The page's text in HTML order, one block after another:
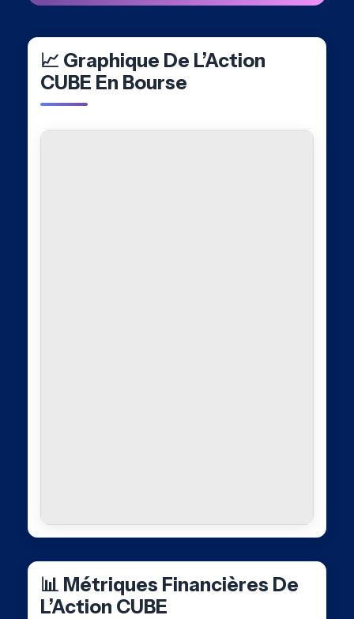
📈 Graphique De L’Action
CUBE En Bourse
📊 Métriques Financières De
L’Action CUBE